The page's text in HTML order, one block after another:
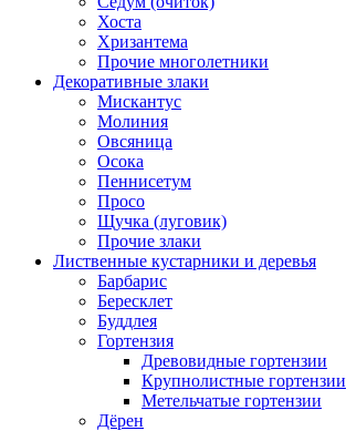
Хоста
Хризантема
Прочие многолетники
Декоративные злаки
Мискантус
Молиния
Овсяница
Осока
Пеннисетум
Просо
Щучка (луговик)
Прочие злаки
Лиственные кустарники и деревья
Барбарис
Бересклет
Буддлея
Гортензия
Древовидные гортензии
Крупнолистные гортензии
Метельчатые гортензии
Дёрен